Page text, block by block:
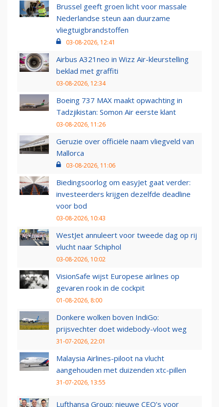
Brussel geeft groen licht voor massale
Nederlandse steun aan duurzame
vliegtuigbrandstoffen
03-08-2026, 12:41
Airbus A321neo in Wizz Air-kleurstelling
beklad met graffiti
03-08-2026, 12:34
Boeing 737 MAX maakt opwachting in
Tadzjikistan: Somon Air eerste klant
03-08-2026, 11:26
Geruzie over officiële naam vliegveld van
Mallorca
03-08-2026, 11:06
Biedingsoorlog om easyJet gaat verder:
investeerders krijgen dezelfde deadline
voor bod
03-08-2026, 10:43
WestJet annuleert voor tweede dag op rij
vlucht naar Schiphol
03-08-2026, 10:02
VisionSafe wijst Europese airlines op
gevaren rook in de cockpit
01-08-2026, 8:00
Donkere wolken boven IndiGo:
prijsvechter doet widebody-vloot weg
31-07-2026, 22:01
Malaysia Airlines-piloot na vlucht
aangehouden met duizenden xtc-pillen
31-07-2026, 13:55
Lufthansa Group: nieuwe CEO’s voor